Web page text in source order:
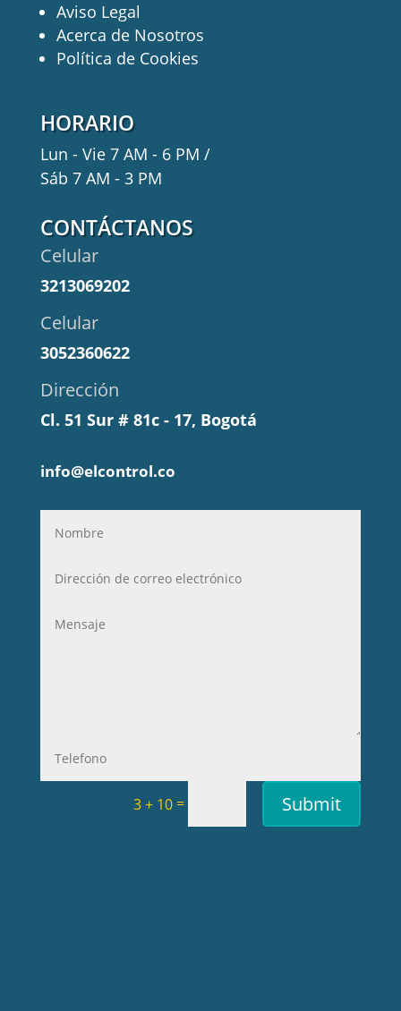
Aviso Legal
Acerca de Nosotros
Política de Cookies
HORARIO
Lun - Vie 7 AM - 6 PM /
Sáb 7 AM - 3 PM
CONTÁCTANOS
Celular
3213069202
Celular
3052360622
Dirección
Cl. 51 Sur # 81c - 17, Bogotá
info@elcontrol.co
3 + 10 = Submit